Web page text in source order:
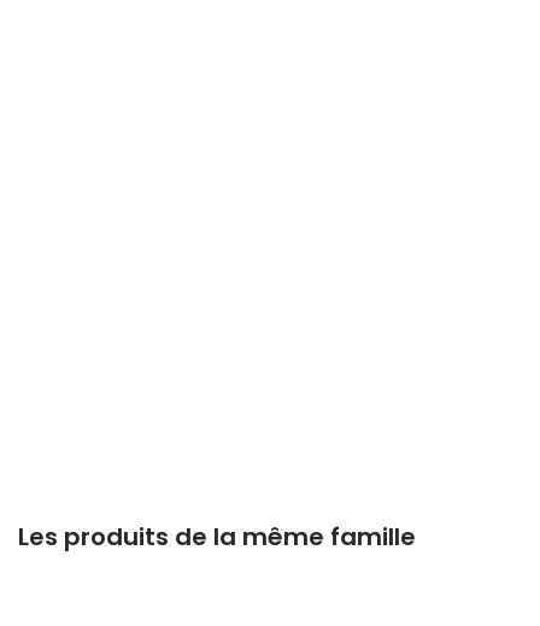
Les produits de la même famille